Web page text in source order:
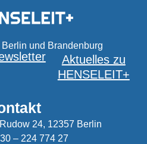
und Brandenburg
Aktuelles zu
HENSELEIT+
24, 12357 Berlin
– 224 774 27